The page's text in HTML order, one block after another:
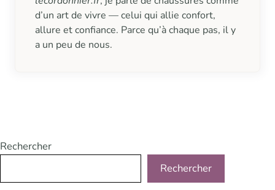
d’un art de vivre — celui qui allie confort,
allure et confiance. Parce qu’à chaque pas, il y
a un peu de nous.
Rechercher
Rechercher